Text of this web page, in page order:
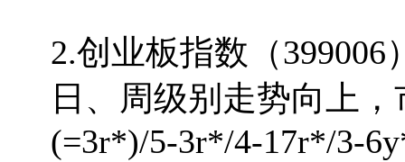
2.创业板指数（399006
日、周级别走势向上
(=3r*)/5-3r*/4-17r*/3-